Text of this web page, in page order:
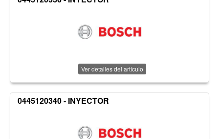
Ver detalles del artículo
0445120340 - INYECTOR